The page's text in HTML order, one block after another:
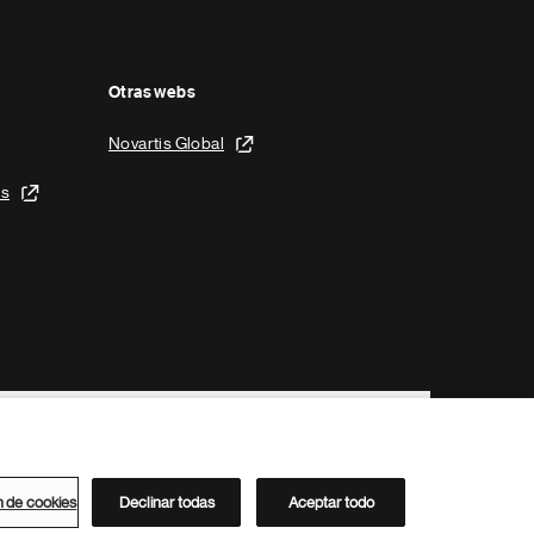
Otras webs
Novartis Global
Directorio de Novartis
de cookies Declinar todas Aceptar todo